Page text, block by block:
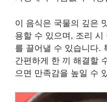
이 음식은 국물의 깊은
용할 수 있으며, 조리 시
를 끌어낼 수 있습니다.
간편하게 한 끼 해결할
으면 만족감을 높일 수